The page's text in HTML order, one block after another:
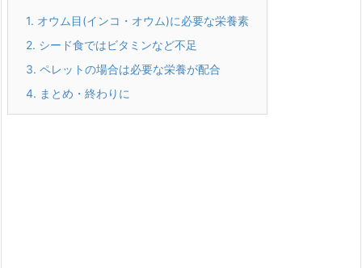
1. オウム目(インコ・オウム)に必要な栄養素
2. シード食ではビタミンなど不足
3. ペレットの場合は必要な栄養が配合
4. まとめ・終わりに